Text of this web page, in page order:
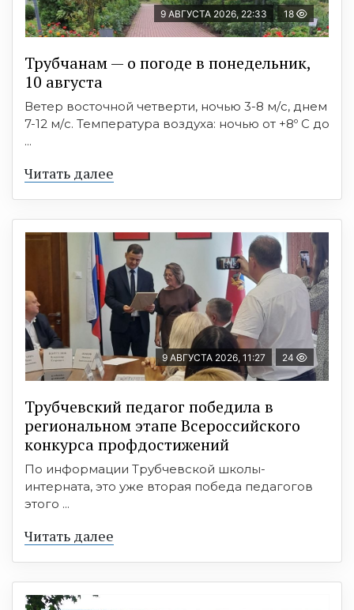
9 АВГУСТА 2026, 22:33 18
Трубчанам — о погоде в понедельник,
10 августа
Ветер восточной четверти, ночью 3-8 м/с, днем
7-12 м/с. Температура воздуха: ночью от +8º C до
...
Читать далее
9 АВГУСТА 2026, 11:27 24
Трубчевский педагог победила в
региональном этапе Всероссийского
конкурса профдостижений
По информации Трубчевской школы-
интерната, это уже вторая победа педагогов
этого ...
Читать далее